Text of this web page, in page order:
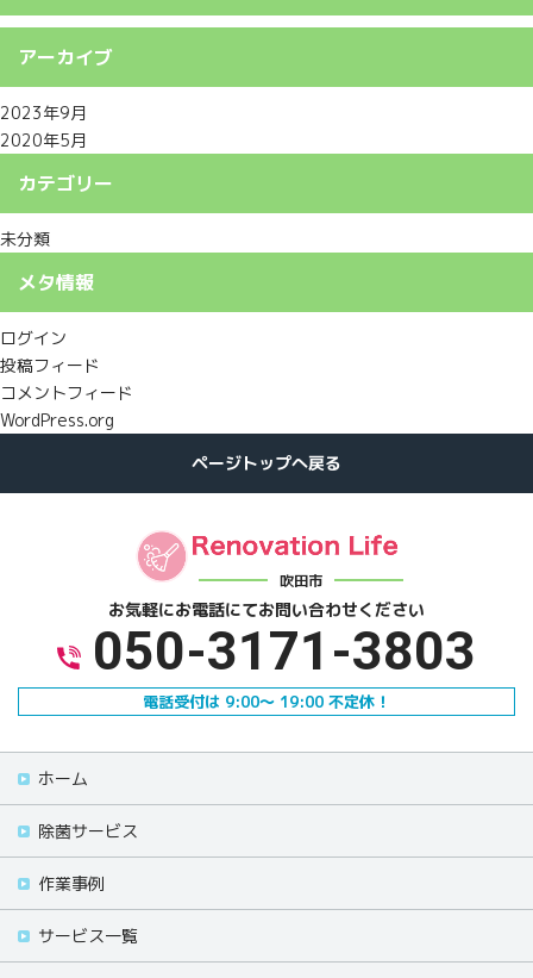
アーカイブ
2023年9月
2020年5月
カテゴリー
未分類
メタ情報
ログイン
投稿フィード
コメントフィード
WordPress.org
吹田市
お気軽にお電話にてお問い合わせください
050-3171-3803
電話受付は 9:00～ 19:00 不定休！
ホーム
除菌サービス
作業事例
サービス一覧